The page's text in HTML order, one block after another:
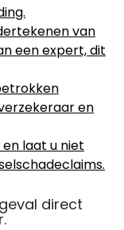
van
een expert, dit
en
laat u niet
direct